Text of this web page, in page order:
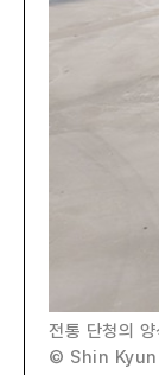
전통 단청의
© Shin